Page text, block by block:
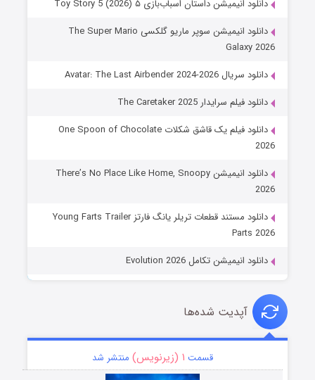
دانلود انیمیشن داستان اسباب‌بازی ۵ Toy Story 5 (2026)
دانلود انیمیشن سوپر ماریو گلکسی The Super Mario
Galaxy 2026
دانلود سریال Avatar: The Last Airbender 2024-2026
دانلود فیلم سرایدار The Caretaker 2025
دانلود فیلم یک قاشق شکلات One Spoon of Chocolate
2026
دانلود انیمیشن There’s No Place Like Home, Snoopy
2026
دانلود مستند قطعات تریلر یانگ فارتز Young Farts Trailer
Parts 2026
دانلود انیمیشن تکامل Evolution 2026
آپدیت شده‌ها
قسمت ۱ (زیرنویس) منتشر شد